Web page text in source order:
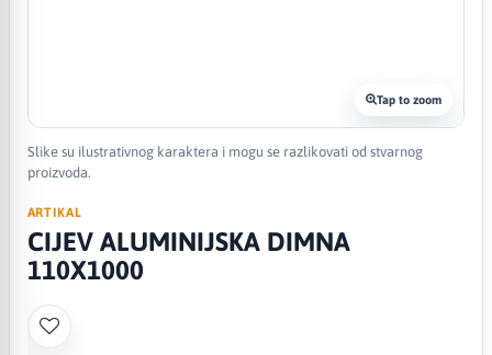
Tap to zoom
Slike su ilustrativnog karaktera i mogu se razlikovati od stvarnog
proizvoda.
ARTIKAL
CIJEV ALUMINIJSKA DIMNA
110X1000